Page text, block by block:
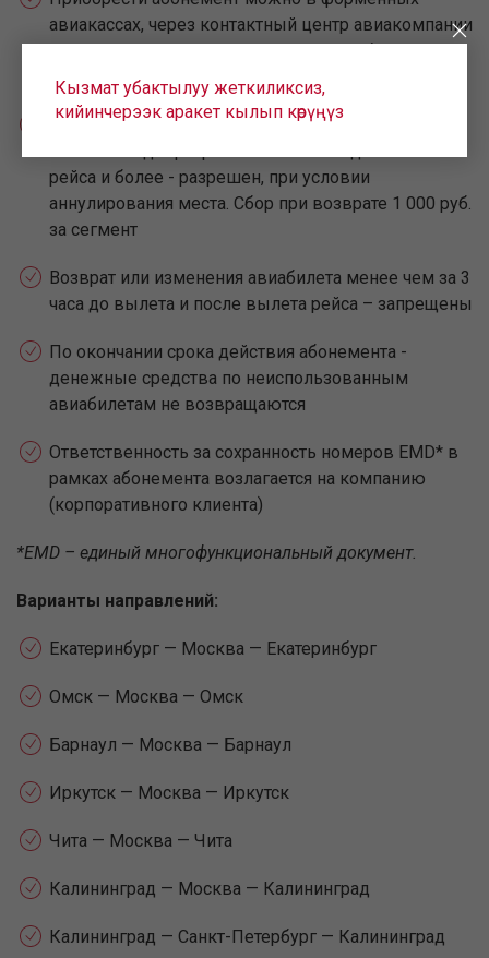
авиакассах, через контактный центр авиакомпании
и в кассах агентств, которые продают билеты
авиакомпании
Возврат оформленного авиабилета, а также
рейса и более - разрешен, при условии
аннулирования места. Сбор при возврате 1 000 руб.
за сегмент
Возврат или изменения авиабилета менее чем за 3
часа до вылета и после вылета рейса – запрещены
По окончании срока действия абонемента -
денежные средства по неиспользованным
авиабилетам не возвращаются
Ответственность за сохранность номеров EMD* в
рамках абонемента возлагается на компанию
(корпоративного клиента)
*EMD – единый многофункциональный документ.
Варианты направлений:
Екатеринбург — Москва — Екатеринбург
Омск — Москва — Омск
Барнаул — Москва — Барнаул
Иркутск — Москва — Иркутск
Чита — Москва — Чита
Калининград — Москва — Калининград
Калининград — Санкт-Петербург — Калининград
Кызмат убактылуу жеткиликсиз,
кийинчерээк аракет кылып көрүңүз